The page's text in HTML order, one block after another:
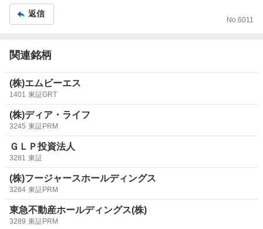
事
返信
No. 6011
関連銘柄
(株)エムビーエス
1401 東証GRT
(株)ディア・ライフ
3245 東証PRM
ＧＬＰ投資法人
3281 東証
(株)フージャースホールディングス
3284 東証PRM
東急不動産ホールディングス(株)
3289 東証PRM